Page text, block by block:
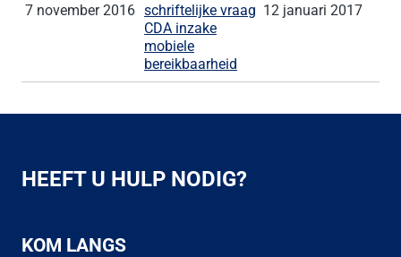
7 november 2016 schriftelijke vraag
CDA inzake
mobiele
bereikbaarheid
12 januari 2017
HEEFT U HULP NODIG?
KOM LANGS